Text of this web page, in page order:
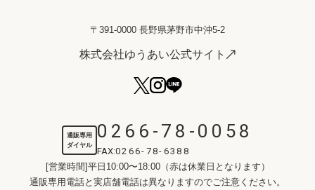
〒391-0000 長野県茅野市中沖5-2
株式会社ゆうあい公式サイト
通販専用
ダイヤル
0266-78-0058
FAX:0266-78-6388
[営業時間]平日10:00〜18:00（赤は休業日となります）
通販専用電話と実店舗電話は異なりますのでご注意ください。